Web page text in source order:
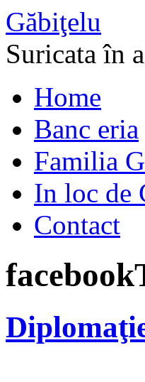
Găbiţelu
Suricata în
Home
Banc eria
Familia
In loc de
Contact
facebook